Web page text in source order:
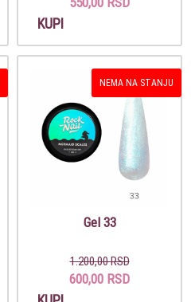
KUPI
NEMA NA STANJU
Gel 33
1.200,00 RSD
600,00 RSD